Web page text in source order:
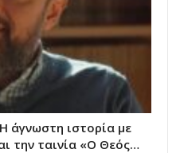
άγνωστη ιστορία με
την ταινία «Ο Θεός…